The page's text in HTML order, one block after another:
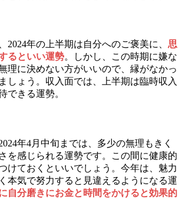
2024年の上半期は自分へのご褒美に、 思
るといい運勢。しかし、この時期に嫌な
理に決めない方がいいので、縁がなかっ
しょう。収入面では、上半期は臨時収入
できる運勢。
年4月中旬までは、多少の無理もきく
を感じられる運勢です。この間に健康的
けておくといいでしょう。今年は、魅力
本気で努力すると見違えるようになる運
自分磨きにお金と時間をかけると効果的